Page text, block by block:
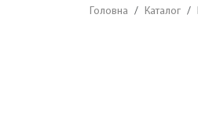
Головна Каталог